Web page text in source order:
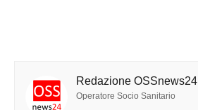
Redazione OSSnews24
Operatore Socio Sanitario